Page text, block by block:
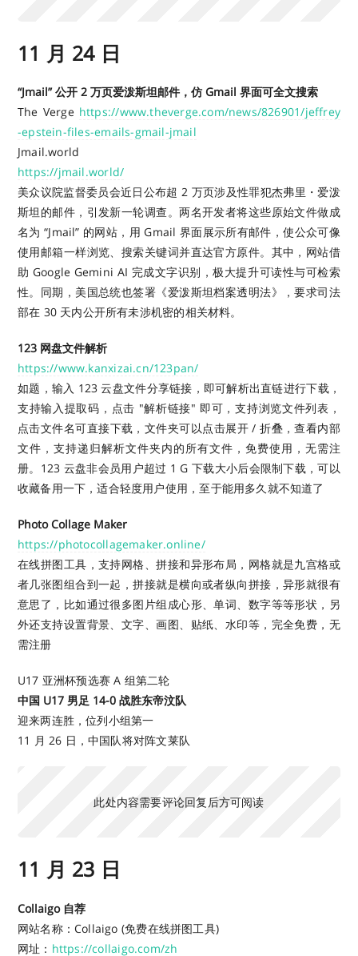
11 月 24 日
“Jmail” 公开 2 万页爱泼斯坦邮件，仿 Gmail 界面可全文搜索
The Verge https://www.theverge.com/news/826901/jeffrey
-epstein-files-emails-gmail-jmail
Jmail.world
https://jmail.world/
美众议院监督委员会近日公布超 2 万页涉及性罪犯杰弗里・爱泼
斯坦的邮件，引发新一轮调查。两名开发者将这些原始文件做成
名为 “Jmail” 的网站，用 Gmail 界面展示所有邮件，使公众可像
使用邮箱一样浏览、搜索关键词并直达官方原件。其中，网站借
助 Google Gemini AI 完成文字识别，极大提升可读性与可检索
性。同期，美国总统也签署《爱泼斯坦档案透明法》，要求司法
部在 30 天内公开所有未涉机密的相关材料。
123 网盘文件解析
https://www.kanxizai.cn/123pan/
如题，输入 123 云盘文件分享链接，即可解析出直链进行下载，
支持输入提取码，点击 "解析链接" 即可，支持浏览文件列表，
点击文件名可直接下载，文件夹可以点击展开 / 折叠，查看内部
文件，支持递归解析文件夹内的所有文件，免费使用，无需注
册。123 云盘非会员用户超过 1 G 下载大小后会限制下载，可以
收藏备用一下，适合轻度用户使用，至于能用多久就不知道了
Photo Collage Maker
https://photocollagemaker.online/
在线拼图工具，支持网格、拼接和异形布局，网格就是九宫格或
者几张图组合到一起，拼接就是横向或者纵向拼接，异形就很有
意思了，比如通过很多图片组成心形、单词、数字等等形状，另
外还支持设置背景、文字、画图、贴纸、水印等，完全免费，无
需注册
U17 亚洲杯预选赛 A 组第二轮
中国 U17 男足 14-0 战胜东帝汶队
迎来两连胜，位列小组第一
11 月 26 日，中国队将对阵文莱队
此处内容需要评论回复后方可阅读
11 月 23 日
Collaigo 自荐
网站名称：Collaigo (免费在线拼图工具)
网址： https://collaigo.com/zh